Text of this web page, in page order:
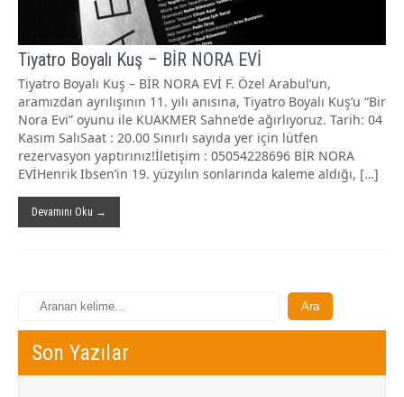
Tiyatro Boyalı Kuş – BİR NORA EVİ
Tiyatro Boyalı Kuş – BİR NORA EVİ F. Özel Arabul’un,
aramızdan ayrılışının 11. yılı anısına, Tiyatro Boyalı Kuş’u “Bir
Nora Evi” oyunu ile KUAKMER Sahne’de ağırlıyoruz. Tarih: 04
Kasım SalıSaat : 20.00 Sınırlı sayıda yer için lütfen
rezervasyon yaptırınız!İletişim : 05054228696 BİR NORA
EVİHenrik Ibsen’in 19. yüzyılın sonlarında kaleme aldığı, […]
Devamını Oku →
Son Yazılar